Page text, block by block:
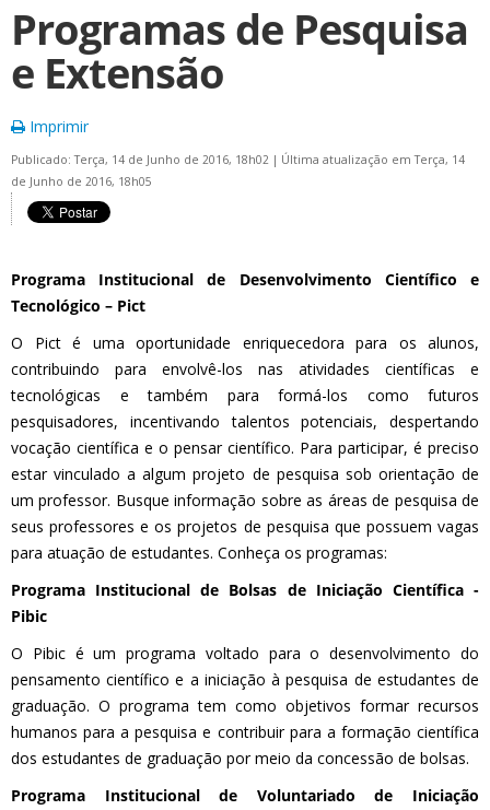
Programas de Pesquisa
e Extensão
Imprimir
Publicado: Terça, 14 de Junho de 2016, 18h02 | Última atualização em Terça, 14
de Junho de 2016, 18h05
Programa Institucional de Desenvolvimento Científico e
Tecnológico – Pict
O Pict é uma oportunidade enriquecedora para os alunos,
contribuindo para envolvê-los nas atividades científicas e
tecnológicas e também para formá-los como futuros
pesquisadores, incentivando talentos potenciais, despertando
vocação científica e o pensar científico. Para participar, é preciso
estar vinculado a algum projeto de pesquisa sob orientação de
um professor. Busque informação sobre as áreas de pesquisa de
seus professores e os projetos de pesquisa que possuem vagas
para atuação de estudantes. Conheça os programas:
Programa Institucional de Bolsas de Iniciação Científica -
Pibic
O Pibic é um programa voltado para o desenvolvimento do
pensamento científico e a iniciação à pesquisa de estudantes de
graduação. O programa tem como objetivos formar recursos
humanos para a pesquisa e contribuir para a formação científica
dos estudantes de graduação por meio da concessão de bolsas.
Programa Institucional de Voluntariado de Iniciação